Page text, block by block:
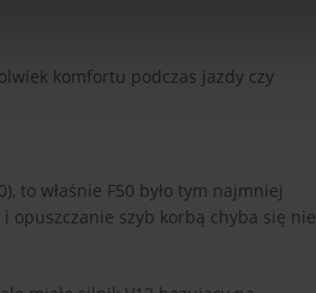
komfortu podczas jazdy czy
to właśnie F50 było tym najmniej
opuszczanie szyb korbą chyba się nie